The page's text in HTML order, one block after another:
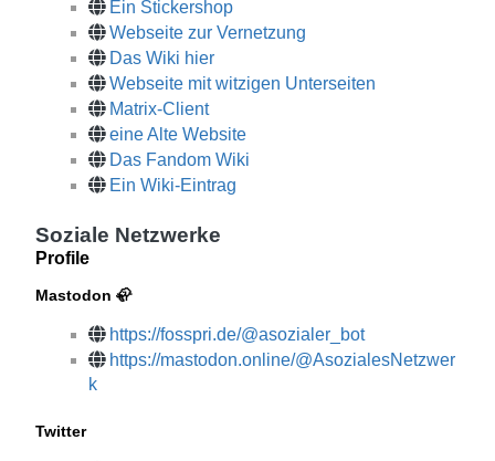
Ein Stickershop
Webseite zur Vernetzung
Das Wiki hier
Webseite mit witzigen Unterseiten
Matrix-Client
eine Alte Website
Das Fandom Wiki
Ein Wiki-Eintrag
Soziale Netzwerke
Profile
Mastodon 🦣
https://fosspri.de/@asozialer_bot
https://mastodon.online/@AsozialesNetzwer
k
Twitter